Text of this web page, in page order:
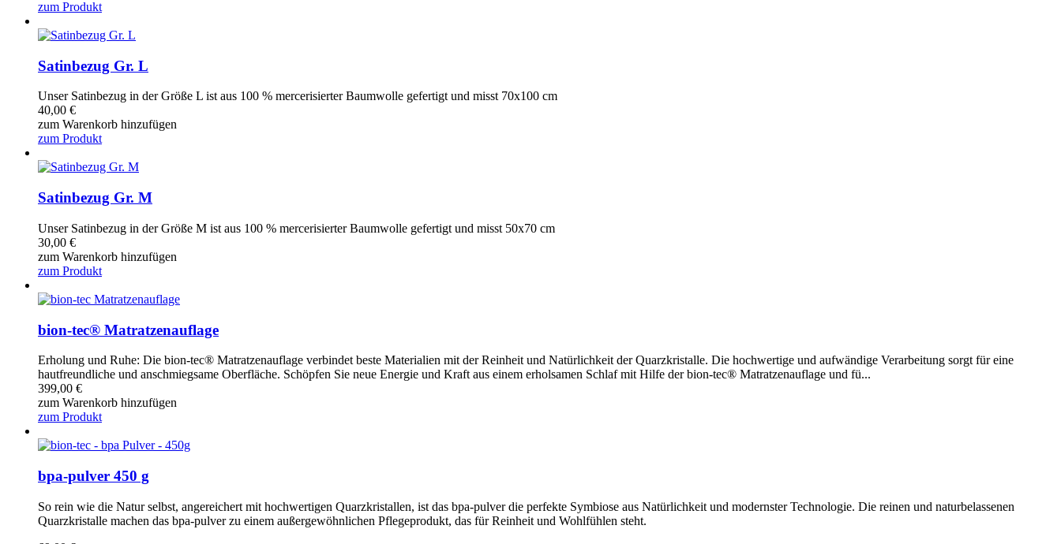
zum Produkt
Satinbezug Gr. L
Unser Satinbezug in der Größe L ist aus 100 % mercerisierter Baumwolle gefertigt und misst 70x100 cm
40,00 €
zum Warenkorb hinzufügen
zum Produkt
Satinbezug Gr. M
Unser Satinbezug in der Größe M ist aus 100 % mercerisierter Baumwolle gefertigt und misst 50x70 cm
30,00 €
zum Warenkorb hinzufügen
zum Produkt
bion-tec® Matratzenauflage
Erholung und Ruhe: Die bion-tec® Matratzenauflage verbindet beste Materialien mit der Reinheit und Natürlichkeit der Quarzkristalle. Die hochwertige und aufwändige Verarbeitung sorgt für eine
hautfreundliche und anschmiegsame Oberfläche. Schöpfen Sie neue Energie und Kraft aus einem erholsamen Schlaf mit Hilfe der bion-tec® Matratzenauflage und fü...
399,00 €
zum Warenkorb hinzufügen
zum Produkt
bpa-pulver 450 g
So rein wie die Natur selbst, angereichert mit hochwertigen Quarzkristallen, ist das bpa-pulver die perfekte Symbiose aus Natürlichkeit und modernster Technologie. Die reinen und naturbelassenen
Quarzkristalle machen das bpa-pulver zu einem außergewöhnlichen Pflegeprodukt, das für Reinheit und Wohlfühlen steht.